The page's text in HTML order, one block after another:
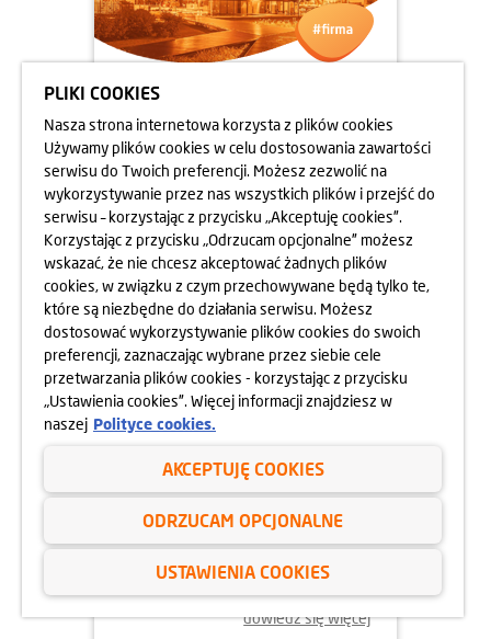
05.02.2025
NOWY ZARZĄD PZFD KRAKÓW
dowiedz się więcej
03.02.2025
DZIEŃ OTWARTY OSIEDLA
GÓRKA NARODOWA
08.02.2025
dowiedz się więcej
PLIKI COOKIES
Nasza strona internetowa korzysta z plików cookies
Używamy plików cookies w celu dostosowania zawartości
serwisu do Twoich preferencji. Możesz zezwolić na
wykorzystywanie przez nas wszystkich plików i przejść do
serwisu – korzystając z przycisku „Akceptuję cookies”.
Korzystając z przycisku „Odrzucam opcjonalne” możesz
wskazać, że nie chcesz akceptować żadnych plików
cookies, w związku z czym przechowywane będą tylko te,
które są niezbędne do działania serwisu. Możesz
dostosować wykorzystywanie plików cookies do swoich
preferencji, zaznaczając wybrane przez siebie cele
przetwarzania plików cookies - korzystając z przycisku
„Ustawienia cookies”. Więcej informacji znajdziesz w
naszej Polityce cookies.
AKCEPTUJĘ COOKIES
ODRZUCAM OPCJONALNE
USTAWIENIA COOKIES